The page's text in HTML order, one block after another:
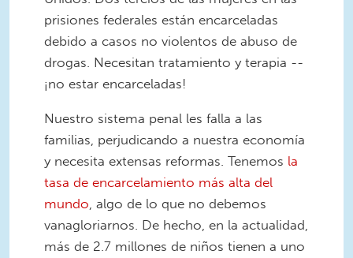
prisiones federales están encarceladas
debido a casos no violentos de abuso de
drogas. Necesitan tratamiento y terapia --
¡no estar encarceladas!
Nuestro sistema penal les falla a las
familias, perjudicando a nuestra economía
y necesita extensas reformas. Tenemos la
tasa de encarcelamiento más alta del
mundo , algo de lo que no debemos
vanagloriarnos. De hecho, en la actualidad,
más de 2.7 millones de niños tienen a uno